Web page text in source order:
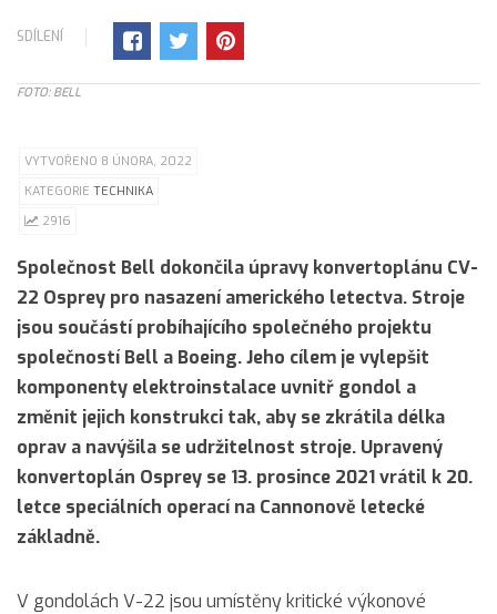
SDÍLENÍ
FOTO: BELL
VYTVOŘENO 8 ÚNORA, 2022
KATEGORIE TECHNIKA
2916
Společnost Bell dokončila úpravy konvertoplánu CV-
22 Osprey pro nasazení amerického letectva. Stroje
jsou součástí probíhajícího společného projektu
společností Bell a Boeing. Jeho cílem je vylepšit
komponenty elektroinstalace uvnitř gondol a
změnit jejich konstrukci tak, aby se zkrátila délka
oprav a navýšila se udržitelnost stroje. Upravený
konvertoplán Osprey se 13. prosince 2021 vrátil k 20.
letce speciálních operací na Cannonově letecké
základně.
V gondolách V-22 jsou umístěny kritické výkonové